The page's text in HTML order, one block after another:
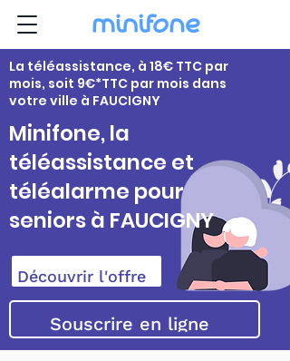
La téléassistance, à 18€ TTC par
mois, soit 9€*TTC par mois dans
votre ville à FAUCIGNY
Minifone, la
téléassistance et
téléalarme pour
seniors à FAUCIGNY
Découvrir l'offre
Souscrire en ligne